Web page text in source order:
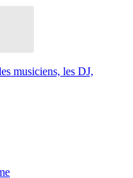
musiciens, les DJ,